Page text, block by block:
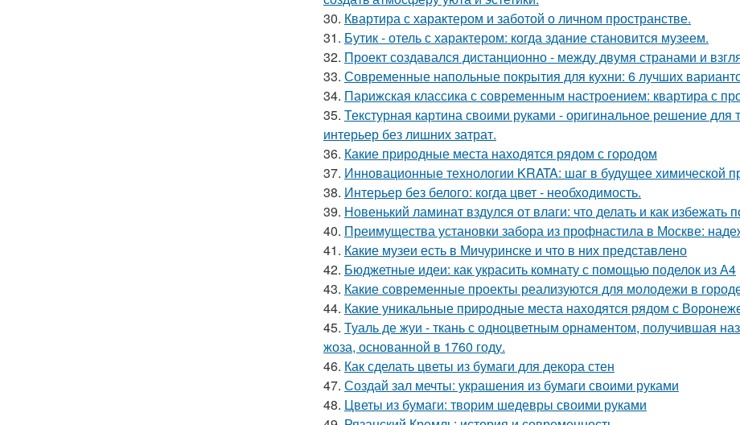
30. Квартира с характером и заботой о личном пространстве.
31. Бутик - отель с характером: когда здание становится музеем.
32. Проект создавался дистанционно - между двумя странами и
33. Современные напольные покрытия для кухни: 6 лучших
34. Парижская классика с современным настроением: квартира с
35. Текстурная картина своими руками - оригинальное решение для
интерьер без лишних затрат.
36. Какие природные места находятся рядом с городом
37. Инновационные технологии KRATA: шаг в будущее химической
38. Интерьер без белого: когда цвет - необходимость.
39. Новенький ламинат вздулся от влаги: что делать и как избежать
40. Преимущества установки забора из профнастила в Москве:
41. Какие музеи есть в Мичуринске и что в них представлено
42. Бюджетные идеи: как украсить комнату с помощью поделок из А4
43. Какие современные проекты реализуются для молодежи в
44. Какие уникальные природные места находятся рядом с
45. Туаль де жуи - ткань с одноцветным орнаментом, получившая
жоза, основанной в 1760 году.
46. Как сделать цветы из бумаги для декора стен
47. Создай зал мечты: украшения из бумаги своими руками
48. Цветы из бумаги: творим шедевры своими руками